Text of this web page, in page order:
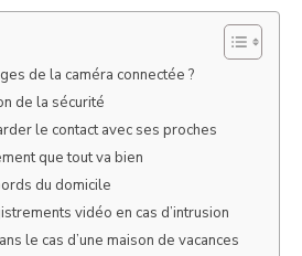
de la caméra connectée ?
de la sécurité
le contact avec ses proches
que tout va bien
du domicile
vidéo en cas d’intrusion
le cas d’une maison de vacances